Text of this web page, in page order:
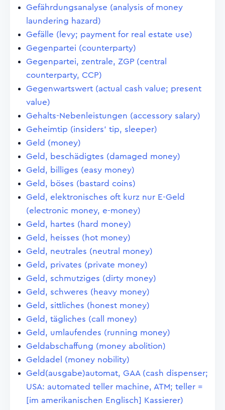
Gefährdungsanalyse (analysis of money
laundering hazard)
Gefälle (levy; payment for real estate use)
Gegenpartei (counterparty)
Gegenpartei, zentrale, ZGP (central
counterparty, CCP)
Gegenwartswert (actual cash value; present
value)
Gehalts-Nebenleistungen (accessory salary)
Geheimtip (insiders' tip, sleeper)
Geld (money)
Geld, beschädigtes (damaged money)
Geld, billiges (easy money)
Geld, böses (bastard coins)
Geld, elektronisches oft kurz nur E-Geld
(electronic money, e-money)
Geld, hartes (hard money)
Geld, heisses (hot money)
Geld, neutrales (neutral money)
Geld, privates (private money)
Geld, schmutziges (dirty money)
Geld, schweres (heavy money)
Geld, sittliches (honest money)
Geld, tägliches (call money)
Geld, umlaufendes (running money)
Geldabschaffung (money abolition)
Geldadel (money nobility)
Geld(ausgabe)automat, GAA (cash dispenser;
USA: automated teller machine, ATM; teller =
[im amerikanischen Englisch] Kassierer)